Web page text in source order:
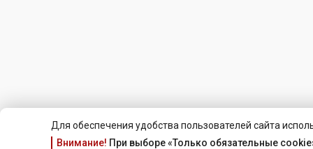
Для обеспечения удобства пользователей сайта
Внимание! При выборе «Только обязательные